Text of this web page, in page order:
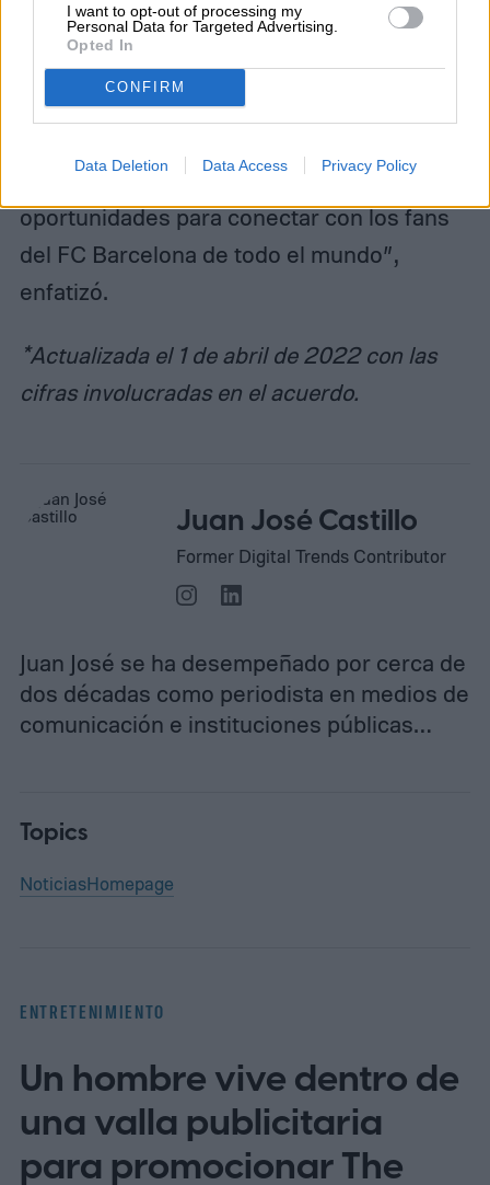
I want to opt-out of processing my
Personal Data for Targeted Advertising.
Opted In
CONFIRM
Data Deletion Data Access Privacy Policy
“Siempre hemos utilizado nuestra
inversión en marketing para amplificar a los
creadores de contenidos y artistas y esta
nivel. Estamos encantados de crear nuevas
oportunidades para conectar con los fans
del FC Barcelona de todo el mundo”,
enfatizó.
*Actualizada el 1 de abril de 2022 con las
cifras involucradas en el acuerdo.
Juan José Castillo
Former Digital Trends Contributor
Juan José se ha desempeñado por cerca de
dos décadas como periodista en medios de
comunicación e instituciones públicas…
Topics
NoticiasHomepage
ENTRETENIMIENTO
Un hombre vive dentro de
una valla publicitaria
para promocionar The